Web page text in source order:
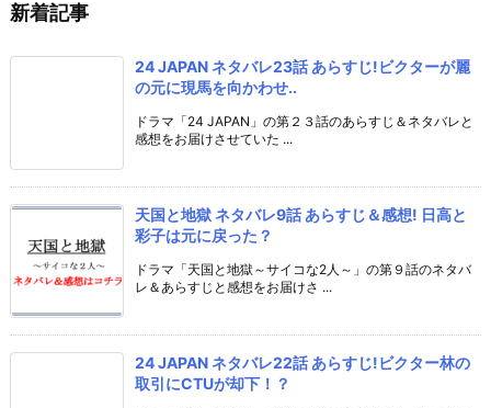
新着記事
24 JAPAN ネタバレ23話 あらすじ!ビクターが麗
の元に現馬を向かわせ..
ドラマ「24 JAPAN」の第２３話のあらすじ＆ネタバレと
感想をお届けさせていた ...
天国と地獄 ネタバレ9話 あらすじ＆感想! 日高と
彩子は元に戻った？
ドラマ「天国と地獄～サイコな2人～」の第９話のネタバ
レ＆あらすじと感想をお届けさ ...
24 JAPAN ネタバレ22話 あらすじ!ビクター林の
取引にCTUが却下！？